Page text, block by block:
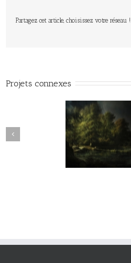
Partagez cet article, choisissez votre réseau !
Projets connexes
vie#025